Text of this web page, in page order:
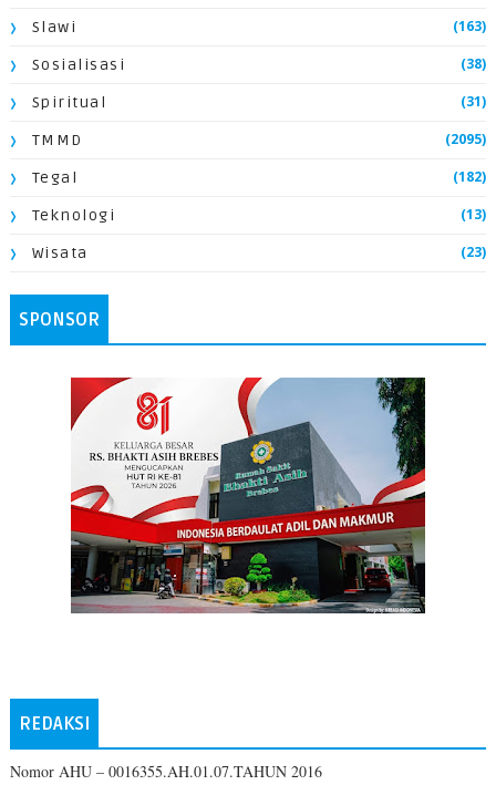
Slawi (163)
Sosialisasi (38)
Spiritual (31)
TMMD (2095)
Tegal (182)
Teknologi (13)
Wisata (23)
SPONSOR
REDAKSI
Nomor AHU – 0016355.AH.01.07.TAHUN 2016